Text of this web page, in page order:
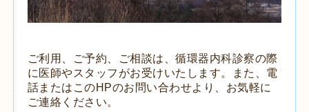
ご利用、ご予約、ご相談は、循環器内科診察の際
に医師やスタッフがお受けいたします。また、電
話またはこのHPのお問い合わせより、お気軽に
ご連絡ください。